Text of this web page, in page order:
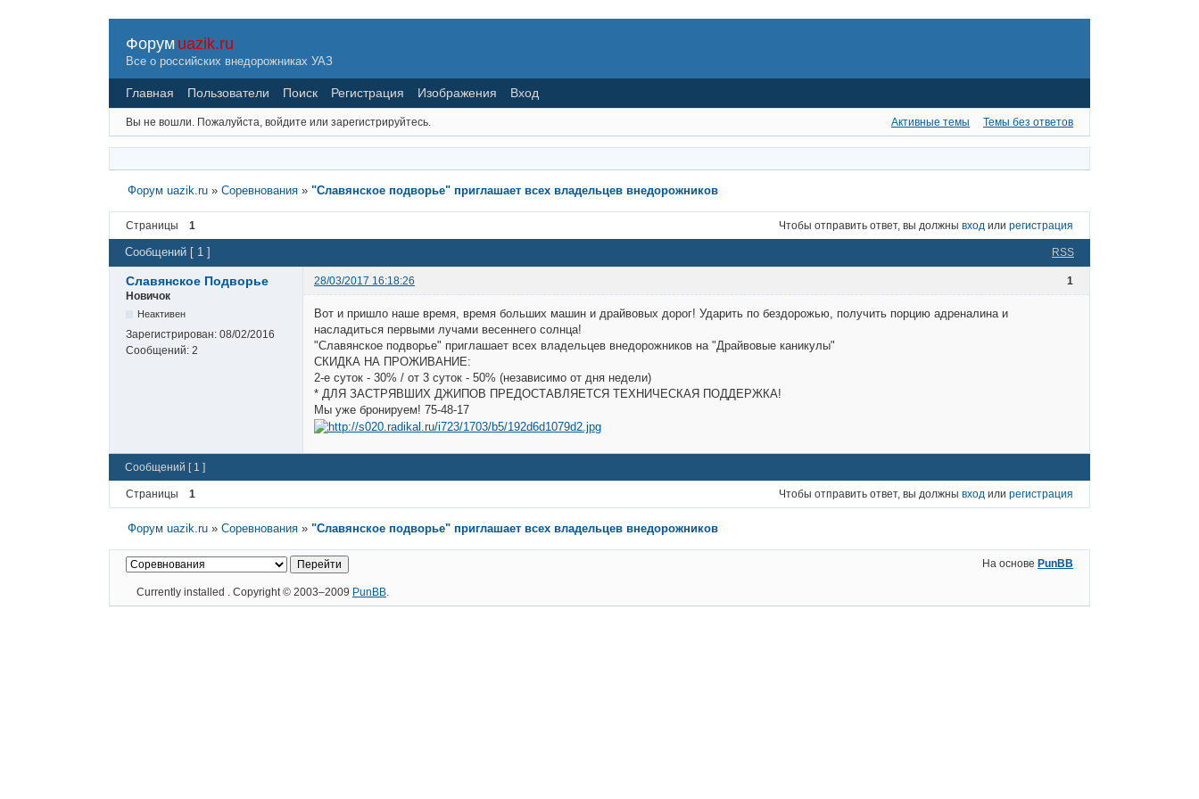
Форум uazik.ru
Все о российских внедорожниках УАЗ
Главная Пользователи Поиск Регистрация Изображения Вход
Вы не вошли. Пожалуйста, войдите или зарегистрируйтесь. Активные темы Темы без ответов
Форум uazik.ru » Соревнования » "Славянское подворье" приглашает всех владельцев внедорожников
Страницы 1 Чтобы отправить ответ, вы должны вход или регистрация
RSS
Сообщений [ 1 ]
1
Славянское Подворье
28/03/2017 16:18:26
Новичок
Неактивен
Зарегистрирован: 08/02/2016
Сообщений: 2
Вот и пришло наше время, время больших машин и драйвовых дорог! Ударить по бездорожью, получить порцию адреналина и
насладиться первыми лучами весеннего солнца!
"Славянское подворье" приглашает всех владельцев внедорожников на "Драйвовые каникулы"
СКИДКА НА ПРОЖИВАНИЕ:
2-е суток - 30% / от 3 суток - 50% (независимо от дня недели)
* ДЛЯ ЗАСТРЯВШИХ ДЖИПОВ ПРЕДОСТАВЛЯЕТСЯ ТЕХНИЧЕСКАЯ ПОДДЕРЖКА!
Мы уже бронируем! 75-48-17
Сообщений [ 1 ]
Страницы 1 Чтобы отправить ответ, вы должны вход или регистрация
Форум uazik.ru » Соревнования » "Славянское подворье" приглашает всех владельцев внедорожников
На основе PunBB
Currently installed . Copyright © 2003–2009 PunBB